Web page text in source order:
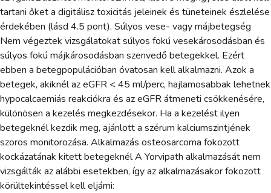
tartani őket a digitálisz toxicitás jeleinek és tüneteinek észlelése
érdekében (lásd 4.5 pont). Súlyos vese- vagy májbetegség
Nem végeztek vizsgálatokat súlyos fokú vesekárosodásban és
súlyos fokú májkárosodásban szenvedő betegekkel. Ezért
ebben a betegpopulációban óvatosan kell alkalmazni. Azok a
betegek, akiknél az eGFR < 45 ml/perc, hajlamosabbak lehetnek
hypocalcaemiás reakciókra és az eGFR átmeneti csökkenésére,
különösen a kezelés megkezdésekor. Ha a kezelést ilyen
betegeknél kezdik meg, ajánlott a szérum kalciumszintjének
szoros monitorozása. Alkalmazás osteosarcoma fokozott
kockázatának kitett betegeknél A Yorvipath alkalmazását nem
vizsgálták az alábbi esetekben, így az alkalmazásakor fokozott
körültekintéssel kell eljárni: